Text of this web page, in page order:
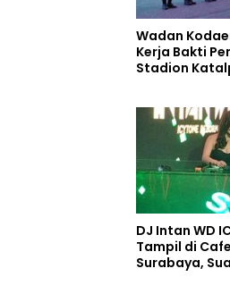
Wadan
Kerja Bakti
Stadion
DJ Intan WD
Tampil di
Surabaya,